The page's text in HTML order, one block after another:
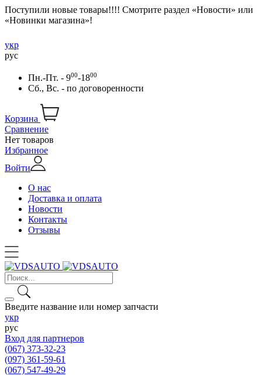
Поступили новые товары!!!! Смотрите раздел «Новости» или
«Новинки магазина»!
укр
рус
Пн.-Пт. - 900-1800
Сб., Вс. - по договоренности
Корзина
Сравнение
Нет товаров
Избранное
Войти
О нас
Доставка и оплата
Новости
Контакты
Отзывы
Введите название или номер запчасти
укр
рус
Вход для партнеров
(067) 373-32-23
(097) 361-59-61
(067) 547-49-29